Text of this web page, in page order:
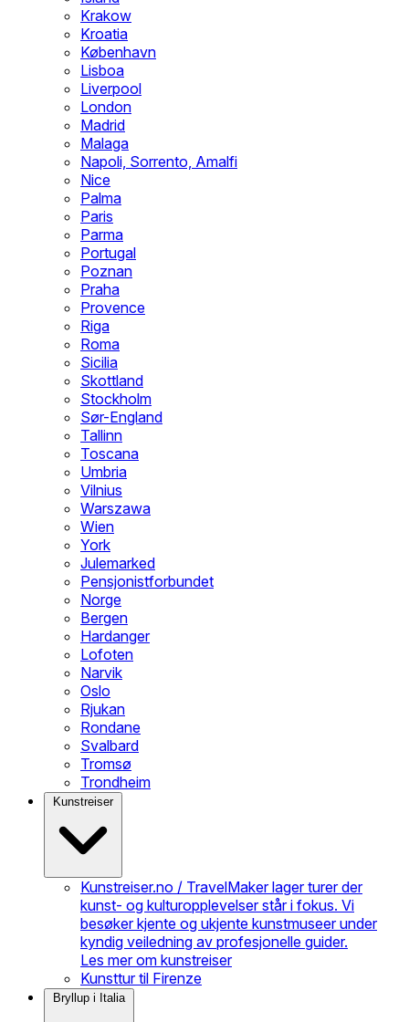
Krakow
Kroatia
København
Lisboa
Liverpool
London
Madrid
Malaga
Napoli, Sorrento, Amalfi
Nice
Palma
Paris
Parma
Portugal
Poznan
Praha
Provence
Riga
Roma
Sicilia
Skottland
Stockholm
Sør-England
Tallinn
Toscana
Umbria
Vilnius
Warszawa
Wien
York
Julemarked
Pensjonistforbundet
Norge
Bergen
Hardanger
Lofoten
Narvik
Oslo
Rjukan
Rondane
Svalbard
Tromsø
Trondheim
Kunstreiser
Kunstreiser.no / TravelMaker lager turer der
kunst- og kulturopplevelser står i fokus. Vi
besøker kjente og ukjente kunstmuseer under
kyndig veiledning av profesjonelle guider.
Les mer om kunstreiser
Kunsttur til Firenze
Bryllup i Italia